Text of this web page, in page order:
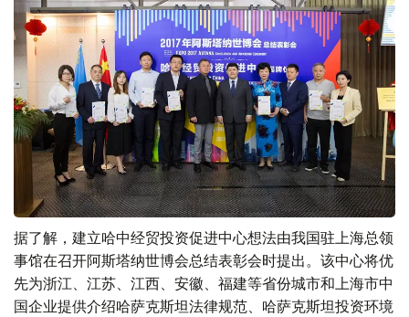
据了解，建立哈中经贸投资促进中心想法由我国驻上海总领
事馆在召开阿斯塔纳世博会总结表彰会时提出。该中心将优
先为浙江、江苏、江西、安徽、福建等省份城市和上海市中
国企业提供介绍哈萨克斯坦法律规范、哈萨克斯坦投资环境